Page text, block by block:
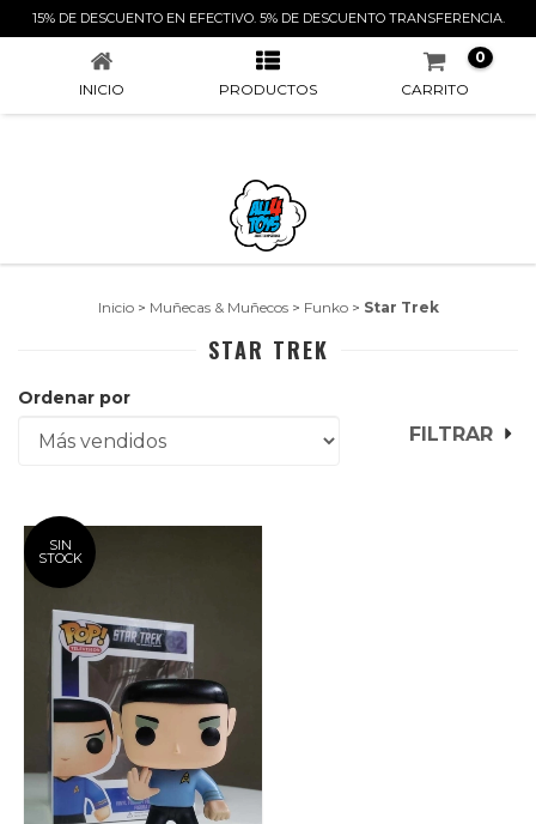
15% DE DESCUENTO EN EFECTIVO. 5% DE DESCUENTO TRANSFERENCIA.
STAR TREK
INICIO PRODUCTOS CARRITO
0
Inicio > Muñecas & Muñecos > Funko > Star Trek
STAR TREK
Ordenar por
FILTRAR
SIN
STOCK